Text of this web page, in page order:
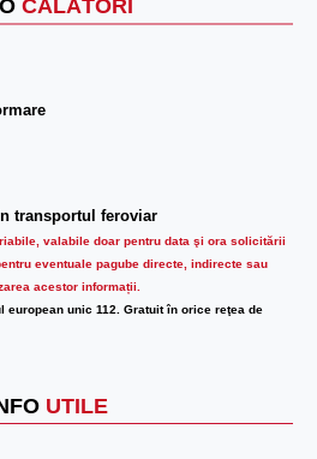
CĂLĂTORI
transportul feroviar
valabile doar pentru data şi ora solicitării
eventuale pagube directe, indirecte sau
acestor informații.
european unic 112. Gratuit în orice reţea de
UTILE